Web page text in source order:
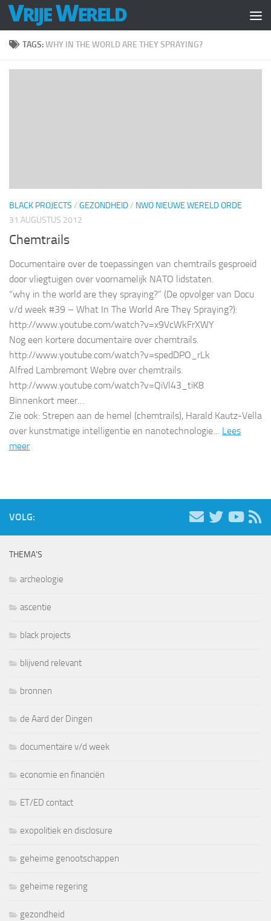
Doorgaan naar inhoud
TAGS:WHY IN THE WORLD ARE THEY SPRAYING?
BLACK PROJECTS / GEZONDHEID/ NWO NIEUWE WERELD ORDE
31 AUGUSTUS 2012
Chemtrails
Documentaire over de toepassingen van chemtrails gesproeid
door vliegtuigen over voornamelijk NATO lidstaten.
“why in the world are they spraying?” (De opvolger van Docu
v/d week #39 – What In The World Are They Spraying?):
http://www.youtube.com/watch?v=x9VcWkFrXWY
Nog een kortere documentaire over chemtrails.
http://www.youtube.com/watch?v=spedDPO_rLk
Alfred Lambremont Webre over chemtrails.
http://www.youtube.com/watch?v=QiVl43_tiK8
Binnenkort meer…
Zie ook: Strepen aan de hemel (chemtrails), Harald Kautz-Vella
over kunstmatige intelligentie en nanotechnologie… Lees
meer
VOLG:
THEMA’S
archeologie
ascentie
black projects
blijvend relevant
bronnen
de Aard der Dingen
documentaire v/d week
economie en financiën
ET/ED contact
exopolitiek en disclosure
geheime genootschappen
geheime regering
gezondheid